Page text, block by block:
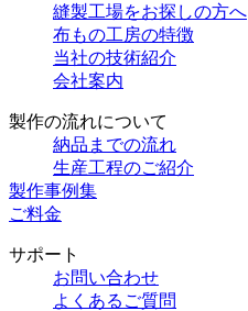
縫製工場をお探しの方へ
布もの工房の特徴
当社の技術紹介
会社案内
製作の流れについて
納品までの流れ
生産工程のご紹介
製作事例集
ご料金
サポート
お問い合わせ
よくあるご質問